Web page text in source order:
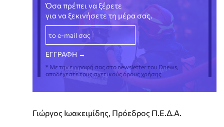
Όσα πρέπει να ξέρετε
για να ξεκινήσετε τη μέρα σας.
* Με την εγγραφή σας στο newsletter του Dnews,
αποδέχεστε τους σχετικούς όρους χρήσης
Γιώργος Ιωακειμίδης, Πρόεδρος Π.Ε.Δ.Α.